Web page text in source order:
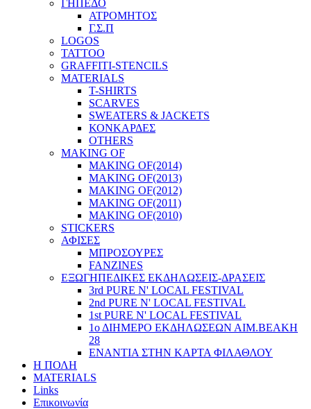
ΓΗΠΕΔΟ
ΑΤΡΟΜΗΤΟΣ
Γ.Σ.Π
LOGOS
TATTOO
GRAFFITI-STENCILS
MATERIALS
T-SHIRTS
SCARVES
SWEATERS & JACKETS
ΚΟΝΚΑΡΔΕΣ
OTHERS
MAKING OF
MAKING OF(2014)
MAKING OF(2013)
MAKING OF(2012)
MAKING OF(2011)
MAKING OF(2010)
STICKERS
ΑΦΙΣΕΣ
ΜΠΡΟΣΟΥΡΕΣ
FANZINES
ΕΞΩΓΗΠΕΔΙΚΕΣ EΚΔΗΛΩΣΕΙΣ-ΔΡΑΣΕΙΣ
3rd PURE N' LOCAL FESTIVAL
2nd PURE N' LOCAL FESTIVAL
1st PURE N' LOCAL FESTIVAL
1ο ΔΙΗΜΕΡΟ ΕΚΔΗΛΩΣΕΩΝ ΑΙΜ.ΒΕΑΚΗ
28
ΕΝΑΝΤΙΑ ΣΤΗΝ ΚΑΡΤΑ ΦΙΛΑΘΛΟΥ
Η ΠΟΛΗ
MATERIALS
Links
Επικοινωνία